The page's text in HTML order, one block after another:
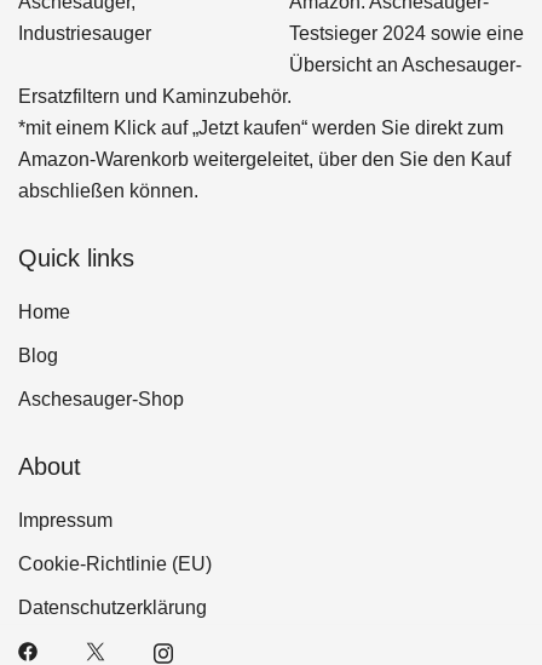
Testsieger 2024 sowie eine
Übersicht an Aschesauger-
Ersatzfiltern und Kaminzubehör.
*mit einem Klick auf „Jetzt kaufen“ werden Sie direkt zum
Amazon-Warenkorb weitergeleitet, über den Sie den Kauf
abschließen können.
Quick links
Home
Blog
Aschesauger-Shop
About
Impressum
Cookie-Richtlinie (EU)
Datenschutzerklärung